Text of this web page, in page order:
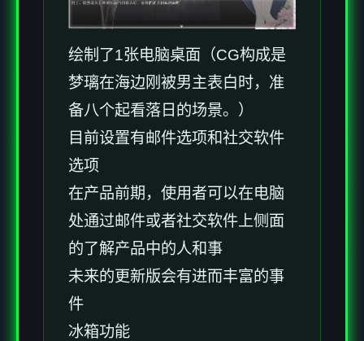
绘制了1张电脑桌面（CG构成是
梦璃在海边刚被男主表白时，准
备八个起看落日的场景。）
目前设置有邮件选项和社交软件
选项
在产品前期，使用者可以在电脑
处通过邮件或者社交软件上侧面
的了解产品中的人和事
未来的更新版会有进而丰富的事
件
冰箱功能